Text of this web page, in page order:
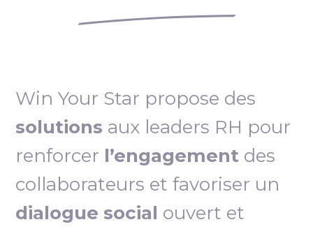
Win Your Star propose des
solutions aux leaders RH pour
renforcer l’engagement des
collaborateurs et favoriser un
dialogue social ouvert et